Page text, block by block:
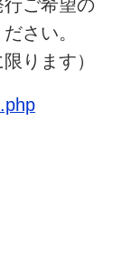
ご希望の
さい。
ります）